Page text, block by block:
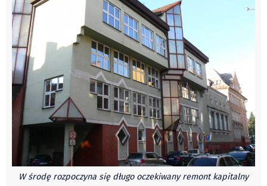
Wiadomości
Czechy
Polska
Świat
Kongres Polaków
Sejmiki Gminne 2024
Placówki dyplomatyczne w CZ
English Voice
W środę rozpoczyna się długo oczekiwany remont kapitalny